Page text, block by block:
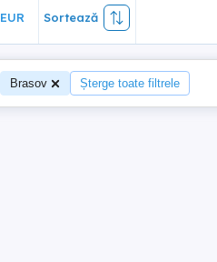
EUR Sortează
Brasov Șterge toate filtrele